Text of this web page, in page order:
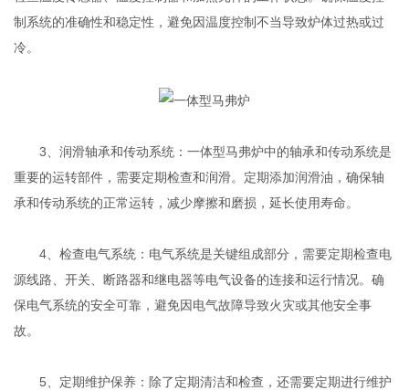
制系统的准确性和稳定性，避免因温度控制不当导致炉体过热或过
冷。
3、润滑轴承和传动系统：一体型马弗炉中的轴承和传动系统是
重要的运转部件，需要定期检查和润滑。定期添加润滑油，确保轴
承和传动系统的正常运转，减少摩擦和磨损，延长使用寿命。
4、检查电气系统：电气系统是关键组成部分，需要定期检查电
源线路、开关、断路器和继电器等电气设备的连接和运行情况。确
保电气系统的安全可靠，避免因电气故障导致火灾或其他安全事
故。
5、定期维护保养：除了定期清洁和检查，还需要定期进行维护